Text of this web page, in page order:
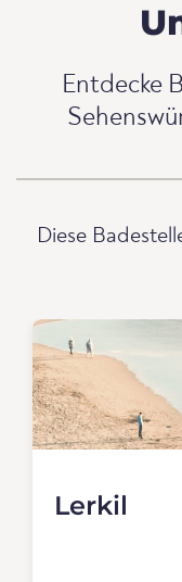
Entdecke
Diese
Lerkil